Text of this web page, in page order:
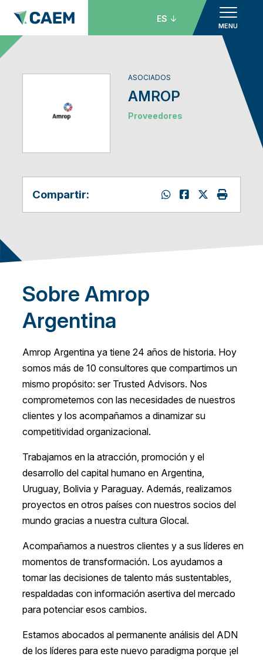
MENU
ES
ASOCIADOS
AMROP
Proveedores
Compartir:
Sobre Amrop
Argentina
Amrop Argentina ya tiene 24 años de historia. Hoy
somos más de 10 consultores que compartimos un
mismo propósito: ser Trusted Advisors. Nos
comprometemos con las necesidades de nuestros
clientes y los acompañamos a dinamizar su
competitividad organizacional.
Trabajamos en la atracción, promoción y el
desarrollo del capital humano en Argentina,
Uruguay, Bolivia y Paraguay. Además, realizamos
proyectos en otros países con nuestros socios del
mundo gracias a nuestra cultura Glocal.
Acompañamos a nuestros clientes y a sus líderes en
momentos de transformación. Los ayudamos a
tomar las decisiones de talento más sustentables,
respaldadas con información asertiva del mercado
para potenciar esos cambios.
Estamos abocados al permanente análisis del ADN
de los líderes para este nuevo paradigma porque ¡el